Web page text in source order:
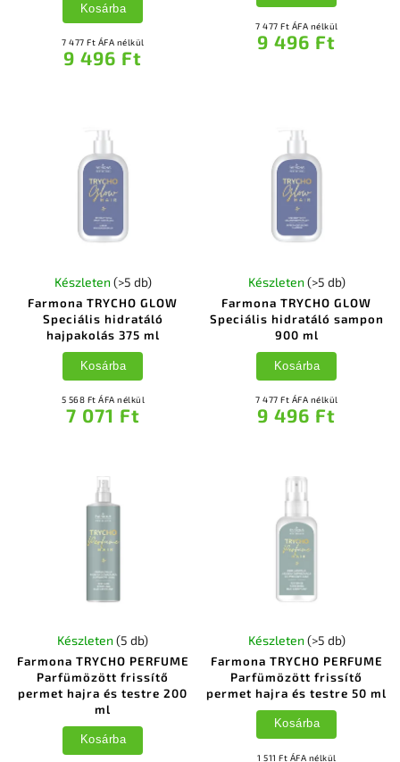
7 477 Ft ÁFA nélkül
9 496 Ft
Kosárba
7 477 Ft ÁFA nélkül
9 496 Ft
Farmona TRYCHO GLOW
Speciális hidratáló
hajpakolás 375 ml
Készleten (>5 db)
5 568 Ft ÁFA nélkül
7 071 Ft
Kosárba
Farmona TRYCHO GLOW
Speciális hidratáló sampon
900 ml
Készleten (>5 db)
7 477 Ft ÁFA nélkül
9 496 Ft
Kosárba
Farmona TRYCHO PERFUME
Parfümözött frissítő
permet hajra és testre 200
ml
Készleten(5 db)
Kosárba
Farmona TRYCHO PERFUME
Parfümözött frissítő
permet hajra és testre 50 ml
Készleten (>5 db)
1 511 Ft ÁFA nélkül
Kosárba